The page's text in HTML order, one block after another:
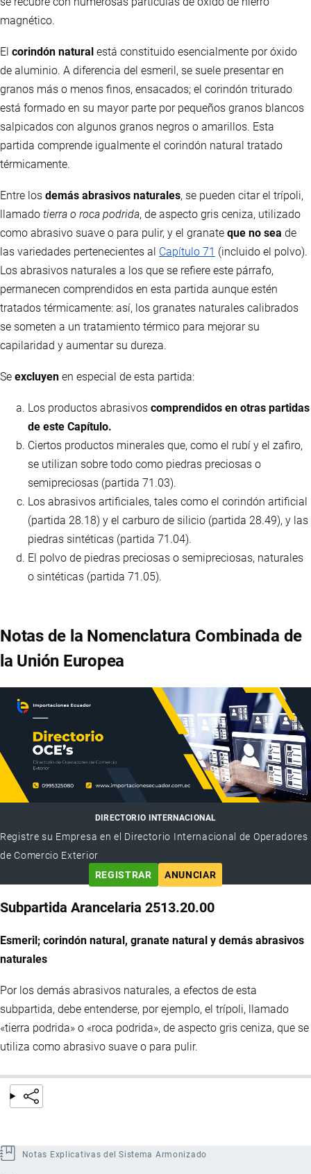
magnético.
El corindón natural está constituido esencialmente por óxido
de aluminio. A diferencia del esmeril, se suele presentar en
granos más o menos finos, ensacados; el corindón triturado
está formado en su mayor parte por pequeños granos blancos
salpicados con algunos granos negros o amarillos. Esta
partida comprende igualmente el corindón natural tratado
térmicamente.
Entre los demás abrasivos naturales, se pueden citar el trípoli,
llamado tierra o roca podrida, de aspecto gris ceniza, utilizado
como abrasivo suave o para pulir, y el granate que no sea de
las variedades pertenecientes al Capítulo 71 (incluido el polvo).
Los abrasivos naturales a los que se refiere este párrafo,
permanecen comprendidos en esta partida aunque estén
tratados térmicamente: así, los granates naturales calibrados
se someten a un tratamiento térmico para mejorar su
capilaridad y aumentar su dureza.
Se excluyen en especial de esta partida:
Los productos abrasivos comprendidos en otras partidas
de este Capítulo.
Ciertos productos minerales que, como el rubí y el zafiro,
se utilizan sobre todo como piedras preciosas o
semipreciosas (partida 71.03).
Los abrasivos artificiales, tales como el corindón artificial
(partida 28.18) y el carburo de silicio (partida 28.49), y las
piedras sintéticas (partida 71.04).
El polvo de piedras preciosas o semipreciosas, naturales
o sintéticas (partida 71.05).
Notas de la Nomenclatura Combinada de
la Unión Europea
DIRECTORIO INTERNACIONAL
Registre su Empresa en el Directorio Internacional de Operadores
de Comercio Exterior
REGISTRAR
ANUNCIAR
Subpartida Arancelaria 2513.20.00
Esmeril; corindón natural, granate natural y demás abrasivos
naturales
Por los demás abrasivos naturales, a efectos de esta
subpartida, debe entenderse, por ejemplo, el trípoli, llamado
«tierra podrida» o «roca podrida», de aspecto gris ceniza, que se
utiliza como abrasivo suave o para pulir.
Notas Explicativas del Sistema Armonizado